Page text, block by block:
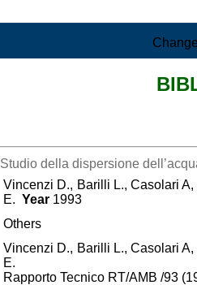
Studio della dispersione
Vincenzi D., Barilli L., Casolari
E. Year 1993
Others
Vincenzi D., Barilli L., Casolari
E.
Rapporto Tecnico RT/AMB /93